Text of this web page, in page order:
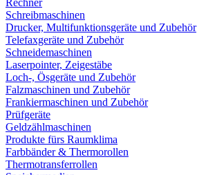
Rechner
Schreibmaschinen
Drucker, Multifunktionsgeräte und Zubehör
Telefaxgeräte und Zubehör
Schneidemaschinen
Laserpointer, Zeigestäbe
Loch-, Ösgeräte und Zubehör
Falzmaschinen und Zubehör
Frankiermaschinen und Zubehör
Prüfgeräte
Geldzählmaschinen
Produkte fürs Raumklima
Farbbänder & Thermorollen
Thermotransferrollen